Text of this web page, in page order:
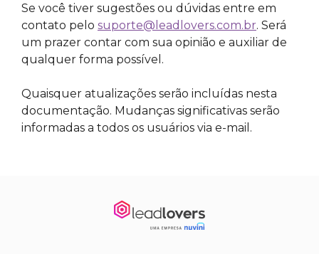
Se você tiver sugestões ou dúvidas entre em
contato pelo suporte@leadlovers.com.br. Será
um prazer contar com sua opinião e auxiliar de
qualquer forma possível.
Quaisquer atualizações serão incluídas nesta
documentação. Mudanças significativas serão
informadas a todos os usuários via e-mail.